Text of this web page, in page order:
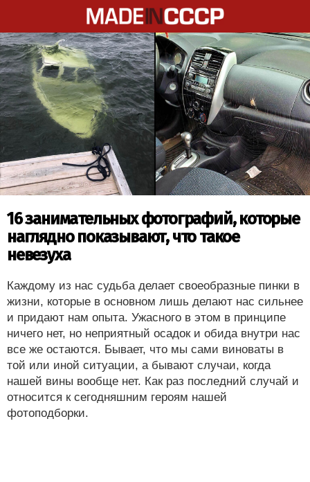
16 занимательных фотографий, которые
наглядно показывают, что такое
невезуха
Каждому из нас судьба делает своеобразные пинки в
жизни, которые в основном лишь делают нас сильнее
и придают нам опыта. Ужасного в этом в принципе
ничего нет, но неприятный осадок и обида внутри нас
все же остаются. Бывает, что мы сами виноваты в
той или иной ситуации, а бывают случаи, когда
нашей вины вообще нет. Как раз последний случай и
относится к сегодняшним героям нашей
фотоподборки.